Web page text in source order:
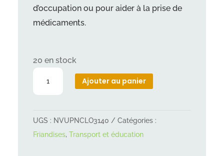
d’occupation ou pour aider à la prise de
médicaments.
20 en stock
quantité
Paté
au
Ajouter au panier
UGS : NVUPNCLO3140
Catégories :
Friandises, Transport et éducation